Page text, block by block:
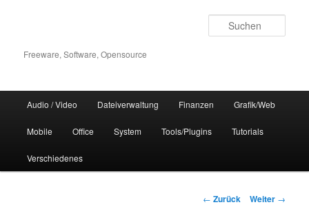
Freeware, Software, Opensource
Audio / Video Dateiverwaltung Finanzen Grafik/Web
Mobile Office System Tools/Plugins Tutorials
Verschiedenes
Beitrags-
← Zurück Weiter →